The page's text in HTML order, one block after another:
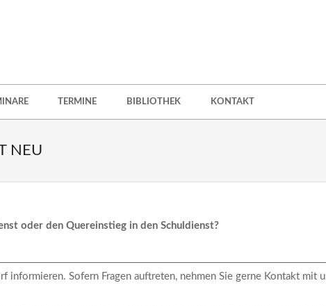
TERMINE BIBLIOTHEK KONTAKT
NEU
oder den Quereinstieg in den Schuldienst?
Sofern Fragen auftreten, nehmen Sie gerne Kontakt mit